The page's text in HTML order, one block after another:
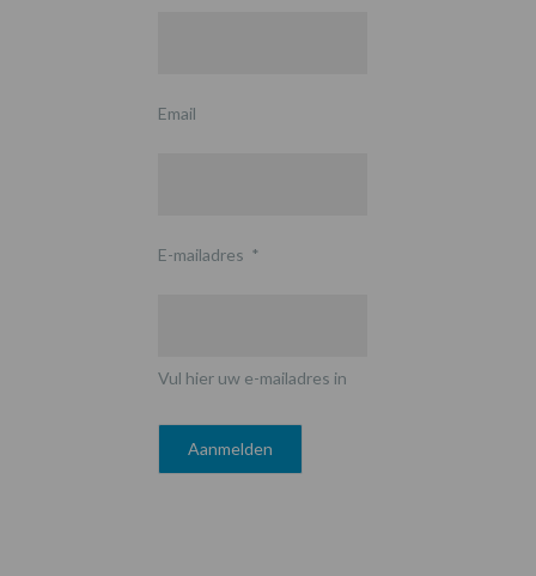
Email
E-mailadres *
Vul hier uw e-mailadres in